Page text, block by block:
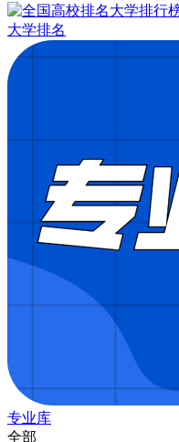
大学排名
专业库
全部